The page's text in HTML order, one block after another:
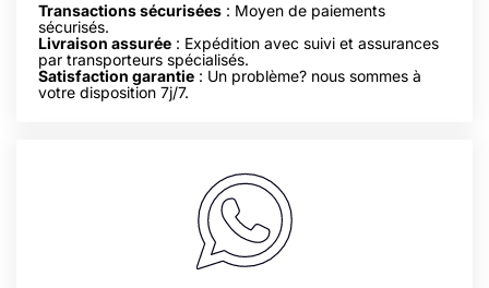
Transactions sécurisées : Moyen de paiements
sécurisés.
Livraison assurée : Expédition avec suivi et assurances
par transporteurs spécialisés.
Satisfaction garantie : Un problème? nous sommes à
votre disposition 7j/7.